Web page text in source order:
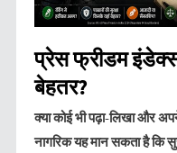
प्रेस फ्रीडम
बेहतर?
क्या कोई भी पढ़ा-लिखा और
नागरिक यह मान सकता है कि